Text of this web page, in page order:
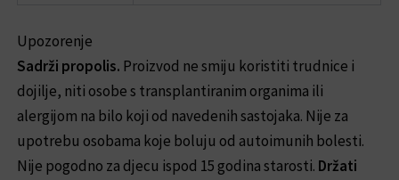
Upozorenje
Sadrži propolis. Proizvod ne smiju koristiti trudnice i
dojilje, niti osobe s transplantiranim organima ili
alergijom na bilo koji od navedenih sastojaka. Nije za
upotrebu osobama koje boluju od autoimunih bolesti.
Nije pogodno za djecu ispod 15 godina starosti. Držati